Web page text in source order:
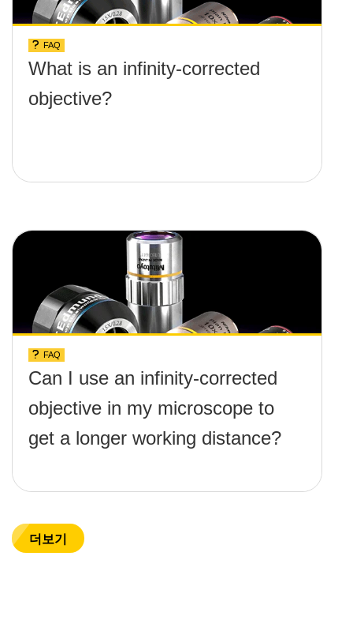
FAQ
What is an infinity-corrected
objective?
FAQ
Can I use an infinity-corrected
objective in my microscope to
get a longer working distance?
더보기